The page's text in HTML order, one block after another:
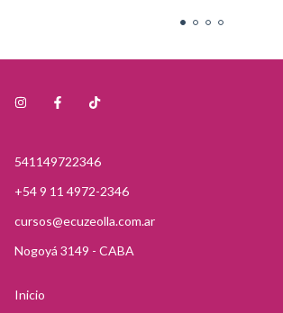
541149722346
+54 9 11 4972-2346
cursos@ecuzeolla.com.ar
Nogoyá 3149 - CABA
Inicio